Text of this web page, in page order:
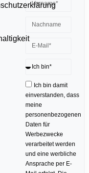
Ich bin damit
einverstanden, dass
meine
personenbezogenen
Daten für
Werbezwecke
verarbeitet werden
und eine werbliche
Ansprache per E-